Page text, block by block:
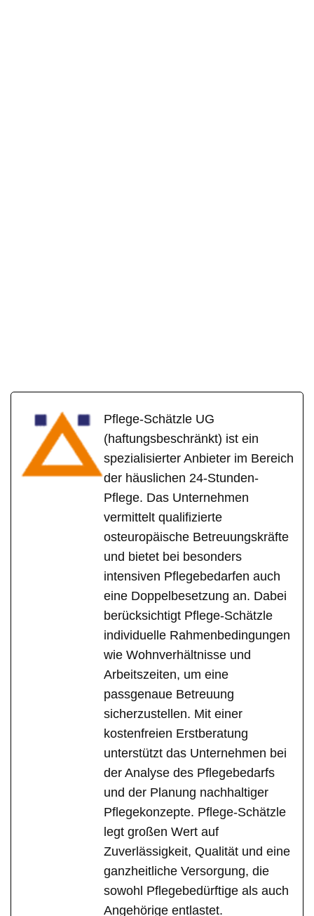
Pflege-Schätzle UG
(haftungsbeschränkt) ist ein
spezialisierter Anbieter im Bereich
der häuslichen 24-Stunden-
Pflege. Das Unternehmen
vermittelt qualifizierte
osteuropäische Betreuungskräfte
und bietet bei besonders
intensiven Pflegebedarfen auch
eine Doppelbesetzung an. Dabei
berücksichtigt Pflege-Schätzle
individuelle Rahmenbedingungen
wie Wohnverhältnisse und
Arbeitszeiten, um eine
passgenaue Betreuung
sicherzustellen. Mit einer
kostenfreien Erstberatung
unterstützt das Unternehmen bei
der Analyse des Pflegebedarfs
und der Planung nachhaltiger
Pflegekonzepte. Pflege-Schätzle
legt großen Wert auf
Zuverlässigkeit, Qualität und eine
ganzheitliche Versorgung, die
sowohl Pflegebedürftige als auch
Angehörige entlastet.